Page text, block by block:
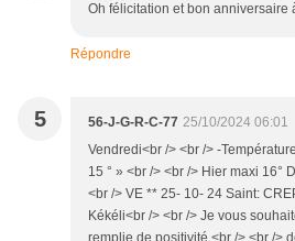
Oh félicitation et bon anniversaire
Répondre
5 56-J-G-R-C-77 25/10/2024 06:01
Vendredi<br /> <br /> -
15 ° » <br /> <br /> Hier maxi 16°
<br /> VE ** 25- 10- 24 Saint:
Kékéli<br /> <br /> Je vous
remplie de positivité,<br /> <br />